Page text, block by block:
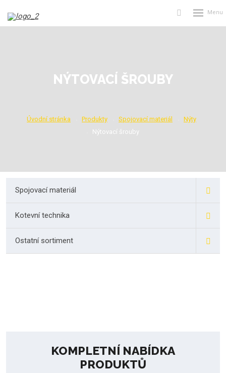
Vyhledávání
Rozbalení
NÝTOVACÍ ŠROUBY
Úvodní stránka Produkty Spojovací materiál
Nýty
Nýtovací šrouby
Spojovací materiál
Kotevní technika
Ostatní sortiment
KOMPLETNÍ NABÍDKA
PRODUKTŮ